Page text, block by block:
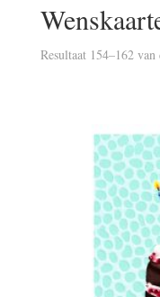
Resultaat 154–162